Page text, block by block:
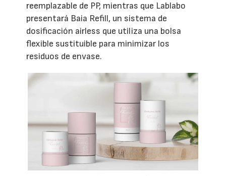
reemplazable de PP, mientras que Lablabo
presentará Baia Refill, un sistema de
dosificación airless que utiliza una bolsa
flexible sustituible para minimizar los
residuos de envase.